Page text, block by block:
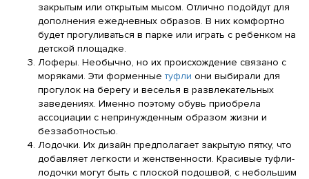
закрытым или открытым мысом. Отлично подойдут для
дополнения ежедневных образов. В них комфортно
будет прогуливаться в парке или играть с ребенком на
детской площадке.
Лоферы. Необычно, но их происхождение связано с
моряками. Эти форменные туфли они выбирали для
прогулок на берегу и веселья в развлекательных
заведениях. Именно поэтому обувь приобрела
ассоциации с непринужденным образом жизни и
беззаботностью.
Лодочки. Их дизайн предполагает закрытую пятку, что
добавляет легкости и женственности. Красивые туфли-
лодочки могут быть с плоской подошвой, с небольшим